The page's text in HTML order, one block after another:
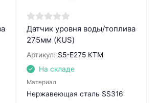
Датчик уровня воды/топлива
275мм (KUS)
Артикул: S5-E275 KTM
На складе
Материал
Нержавеющая сталь SS316